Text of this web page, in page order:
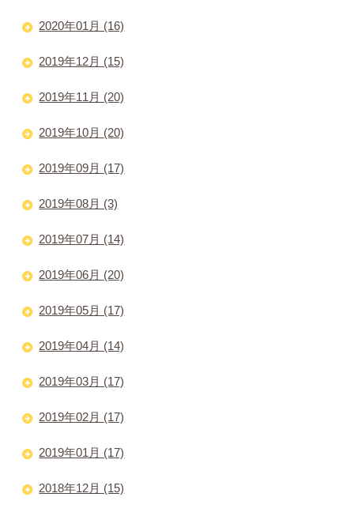
2020年01月 (16)
2019年12月 (15)
2019年11月 (20)
2019年10月 (20)
2019年09月 (17)
2019年08月 (3)
2019年07月 (14)
2019年06月 (20)
2019年05月 (17)
2019年04月 (14)
2019年03月 (17)
2019年02月 (17)
2019年01月 (17)
2018年12月 (15)